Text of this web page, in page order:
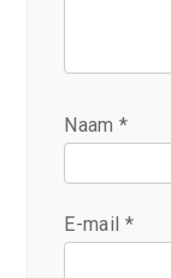
Naam*
E-mail *